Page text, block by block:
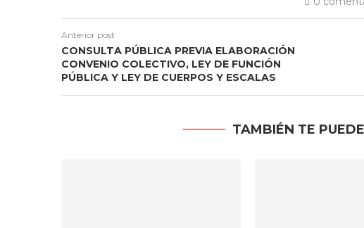
Anterior post
CONSULTA PÚBLICA PREVIA ELABORACIÓN
CONVENIO COLECTIVO, LEY DE FUNCIÓN
PÚBLICA Y LEY DE CUERPOS Y ESCALAS
TAMBIÉN TE